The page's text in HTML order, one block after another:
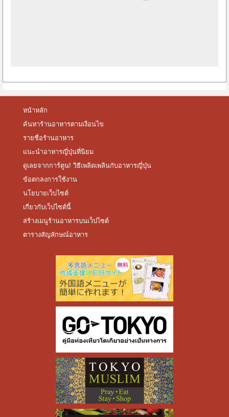
หน้าหลัก
ค้นหาร้านอาหารตามเงื่อนไข
รายชื่อร้านอาหาร
แนะนำอาหารญี่ปุ่นที่นิยม
ดูเลยจากการ์ตูน! วิธีเพลิดเพลินกับอาหารญี่ปุ่น
ข้อตกลงการใช้งาน
นโยบายเว็บไซต์
เกี่ยวกับเว็ปไซต์นี้
สร้างเมนูร้านอาหารบนเว็ปไซต์
ตารางสัญลักษณ์อาหาร